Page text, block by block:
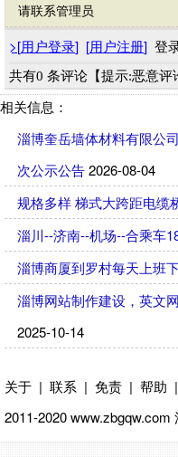
请联系管理员
>[用户登录] [用户注册] 登
共有0 条评论【提示:恶意评
相关信息：
淄博奎岳墙体材料有限公
次公示公告2026-08-04
规格多样 梯式大跨距电缆
淄川--济南--机场--合乘车
淄博商厦到罗村每天上班
淄博网站制作建设，英文
2025-10-14
关于 | 联系 | 免责 | 帮助 |
2011-2020 www.zbgqw.com